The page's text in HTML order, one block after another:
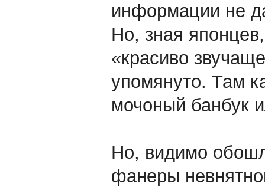
информации не
Но, зная
«красиво
упомянуто. Там
мочоный банбук
Но, видимо
фанеры